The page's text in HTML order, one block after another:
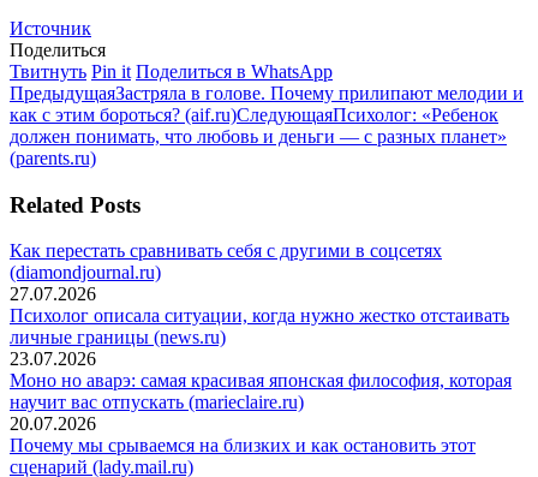
Источник
Поделиться
ТвитнутьПоделиться
в
Twitter
Pin itПоделиться
в
Pinterest
Поделиться в WhatsAppПоделиться
в
WhatsApp
Навигация
по
записям
ПредыдущаяПредыдущая
запись:
Застряла в голове. Почему прилипают мелодии и
как с этим бороться? (aif.ru)СледующаяСледующая
запись:
Психолог: «Ребенок
должен понимать, что любовь и деньги — с разных планет»
(parents.ru)
Related Posts
Как перестать сравнивать себя с другими в соцсетях
(diamondjournal.ru)
27.07.2026
Психолог описала ситуации, когда нужно жестко отстаивать
личные границы (news.ru)
23.07.2026
Моно но аварэ: самая красивая японская философия, которая
научит вас отпускать (marieclaire.ru)
20.07.2026
Почему мы срываемся на близких и как остановить этот
сценарий (lady.mail.ru)